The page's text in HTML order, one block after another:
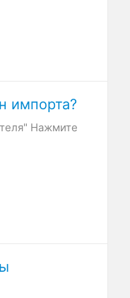
импорта?
Нажмите